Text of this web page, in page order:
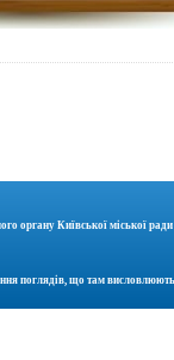
органу Київської міської
поглядів, що там